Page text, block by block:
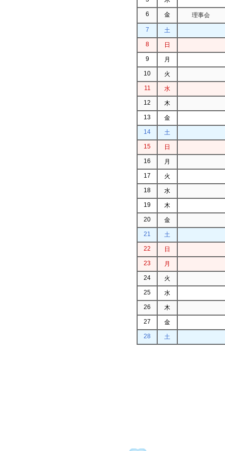
6
金 理事会
7
土
8
日
9
月
10
火
11
水
12
木
13
金
14
土
15
日
16
月
17
火
18
水
19
木
20
金
21
土
22
日
23
月
24
火
25
水
26
木
27
金
28
土